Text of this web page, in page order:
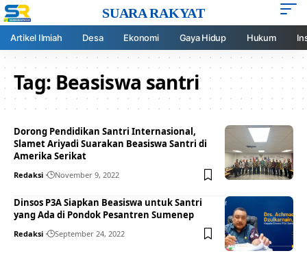
SUARA RAKYAT
Artikel Ilmiah Desa Ekonomi Gaya Hidup Hukum
Tag:Beasiswa santri
Dorong Pendidikan Santri Internasional,
Slamet Ariyadi Suarakan Beasiswa Santri di
Amerika Serikat
Redaksi November 9, 2022
Dinsos P3A Siapkan Beasiswa untuk Santri
yang Ada di Pondok Pesantren Sumenep
Redaksi September 24, 2022